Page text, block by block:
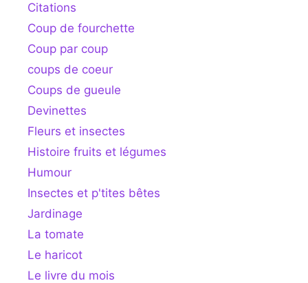
Citations
Coup de fourchette
Coup par coup
coups de coeur
Coups de gueule
Devinettes
Fleurs et insectes
Histoire fruits et légumes
Humour
Insectes et p'tites bêtes
Jardinage
La tomate
Le haricot
Le livre du mois